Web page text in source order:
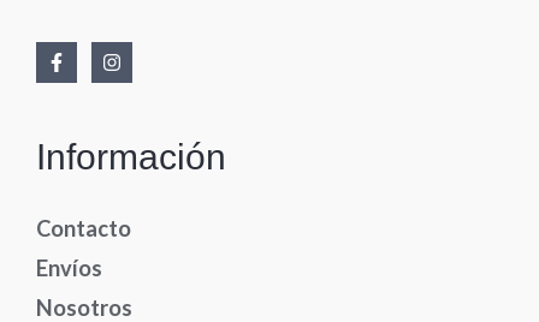
Información
Contacto
Envíos
Nosotros